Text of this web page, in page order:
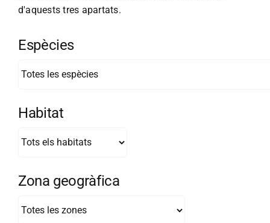
d'aquests tres apartats.
Espècies
Habitat
Zona geogràfica